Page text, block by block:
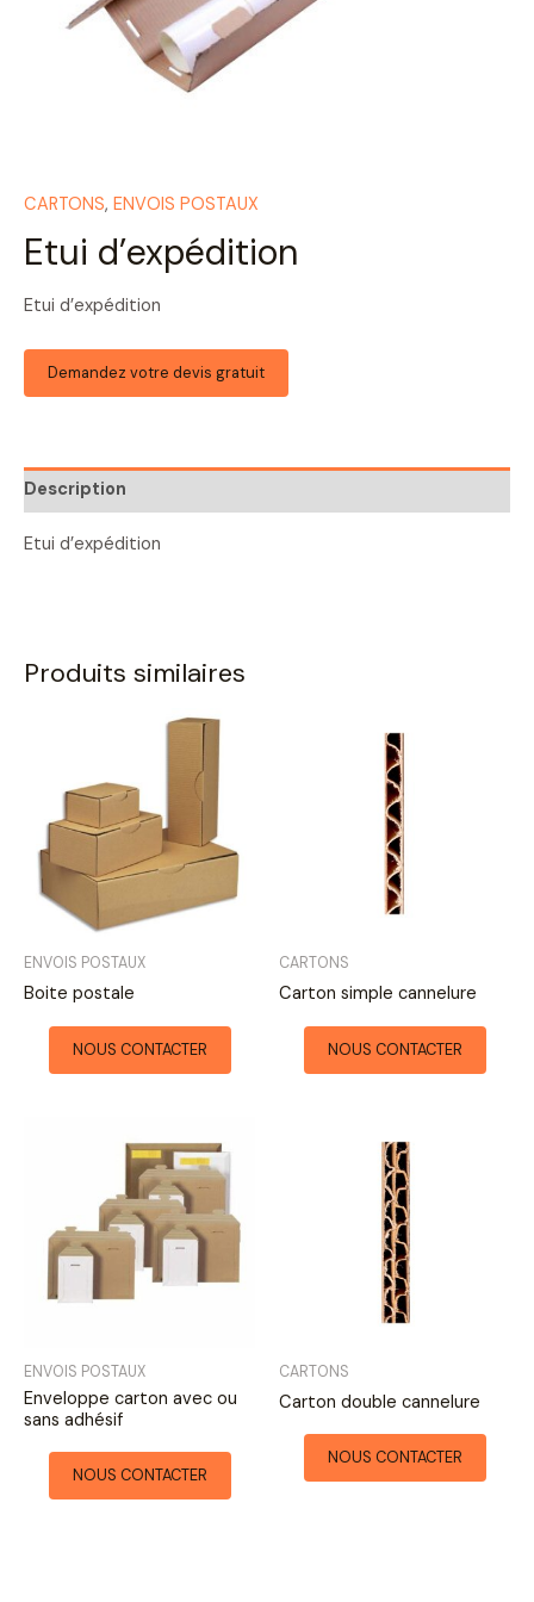
CARTONS, ENVOIS POSTAUX
Etui d’expédition
Etui d’expédition
Demandez votre devis gratuit
Description
Etui d’expédition
Produits similaires
ENVOIS POSTAUX
Boite postale
NOUS CONTACTER
CARTONS
Carton simple cannelure
NOUS CONTACTER
ENVOIS POSTAUX
Enveloppe carton avec ou
sans adhésif
NOUS CONTACTER
CARTONS
Carton double cannelure
NOUS CONTACTER